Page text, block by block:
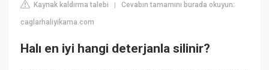
Kaynak kaldırma talebi |Cevabın tamamını burada okuyun:
caglarhaliyikama.com
Halı en iyi hangi deterjanla silinir?